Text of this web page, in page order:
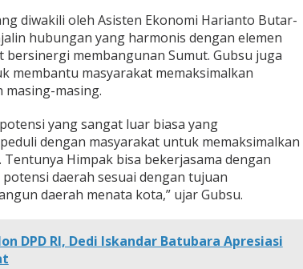
diwakili oleh Asisten Ekonomi Harianto Butar-
hubungan yang harmonis dengan elemen
membangunan Sumut. Gubsu juga
membantu masyarakat memaksimalkan
masing-masing.
yang sangat luar biasa yang
dengan masyarakat untuk memaksimalkan
Himpak bisa bekerjasama dengan
daerah sesuai dengan tujuan
daerah menata kota,” ujar Gubsu.
DPD RI, Dedi Iskandar Batubara Apresiasi